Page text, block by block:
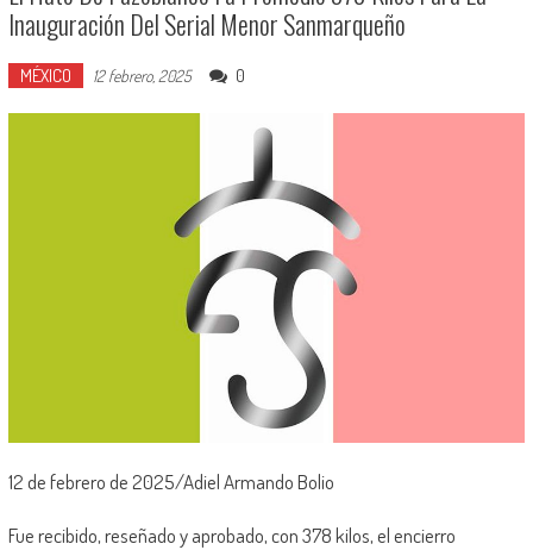
Inauguración Del Serial Menor Sanmarqueño
MÉXICO 12 febrero, 2025 0
12 de febrero de 2025/Adiel Armando Bolio
Fue recibido, reseñado y aprobado, con 378 kilos, el encierro